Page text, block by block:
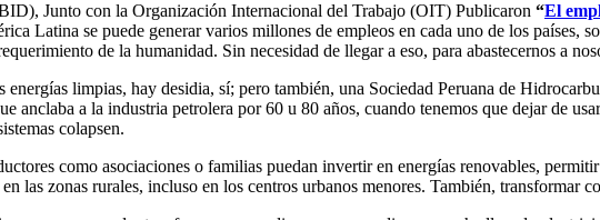
Junto con la Organización Internacional del Trabajo (OIT) Publicaron “El
Latina se puede generar varios millones de empleos en cada uno de los países,
de la humanidad. Sin necesidad de llegar a eso, para abastecernos a
energías limpias, hay desidia, sí; pero también, una Sociedad Peruana de
anclaba a la industria petrolera por 60 u 80 años, cuando tenemos que dejar de
colapsen.
como asociaciones o familias puedan invertir en energías renovables,
las zonas rurales, incluso en los centros urbanos menores. También, transformar